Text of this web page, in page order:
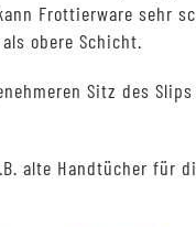
Frottierware sehr
obere Schicht.
Sitz des Slips
alte Handtücher für